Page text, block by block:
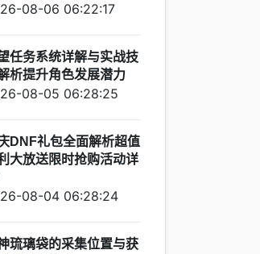
08-06 06:22:17
任务系统详解与实战技
析提升角色发展潜力
08-05 06:28:25
DNF礼包全面解析超值
大放送限时抢购活动详
08-04 06:28:24
琉璃袋的采集位置与获